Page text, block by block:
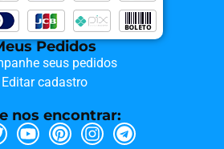
Pedidos
seus pedidos
Editar cadastro
nos encontrar: